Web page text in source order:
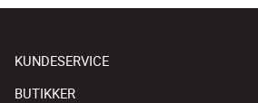
KUNDESERVICE
BUTIKKER